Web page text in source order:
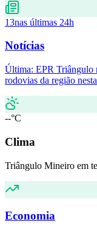
13nas últimas 24h
Notícias
Última: EPR Triângulo
rodovias da região
--°C
Clima
Triângulo Mineiro em
Economia